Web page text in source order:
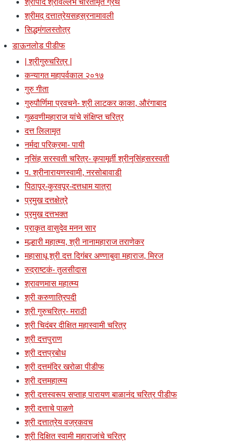
श्रीपाद श्रीवल्लभ चरितामृत ग्रंथ
श्रीमद् दत्तात्रेयसहस्रनामावली
सिद्धमंगलस्तोत्र
डाऊनलोड पीडीफ
| श्रीगुरुचरित्र |
कन्यागत महापर्वकाल २०१७
गुरु गीता
गुरुपौर्णिमा प्रवचने- श्री लाटकर काका, औरंगाबाद
गुळवणीमहाराज यांचे संक्षिप्त चरित्र
दत्त लिलामृत
नर्मदा परिक्रमा- पायी
नृसिंह सरस्वती चरित्र- कृपामूर्ती श्रीनृसिंहसरस्वती
प. श्रीनारायणस्वामी, नरसोबावाडी
पिठापूर-कुरवपूर-दत्तधाम यात्रा
प्रमुख दत्तक्षेत्रे
प्रमुख दत्तभक्त
प्राकृत वासुदेव मनन सार
मल्हारी महात्म्य, श्री नानामहाराज तराणेकर
महासाधू श्री दत्त दिगंबर अण्णाबुवा महाराज, मिरज
रुद्राष्टकं- तुलसीदास
श्रावणमास महात्म्य
श्री करुणात्रिपदी
श्री गुरुचरित्र- मराठी
श्री चिदंबर दीक्षित महास्वामी चरित्र
श्री दत्तपुराण
श्री दत्तप्रबोध
श्री दत्तमंदिर खरोळा पीडीफ
श्री दत्तमहात्म्य
श्री दत्तस्वरूप सप्ताह पारायण बाळानंद चरित्र पीडीफ
श्री दत्ताचे पाळणे
श्री दत्तात्रेय वज्रकवच
श्री दिक्षित स्वामी महाराजांचे चरित्र